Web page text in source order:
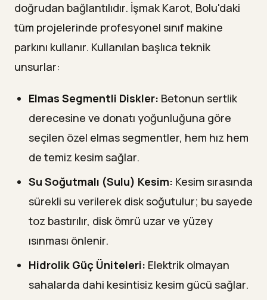
doğrudan bağlantılıdır. İşmak Karot, Bolu'daki
tüm projelerinde profesyonel sınıf makine
parkını kullanır. Kullanılan başlıca teknik
unsurlar:
Elmas Segmentli Diskler: Betonun sertlik
derecesine ve donatı yoğunluğuna göre
seçilen özel elmas segmentler, hem hız hem
de temiz kesim sağlar.
Su Soğutmalı (Sulu) Kesim: Kesim sırasında
sürekli su verilerek disk soğutulur; bu sayede
toz bastırılır, disk ömrü uzar ve yüzey
ısınması önlenir.
Hidrolik Güç Üniteleri: Elektrik olmayan
sahalarda dahi kesintisiz kesim gücü sağlar.